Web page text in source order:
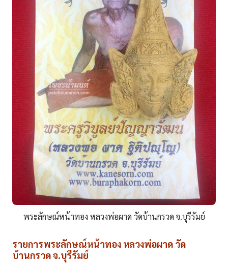
พระลักษณ์หน้าทอง หลวงพ่อผาด วัดบ้านกรวด จ.บุรีรัมย์
รายการพระลักษณ์หน้าทอง หลวงพ่อผาด วัด
บ้านกรวด จ.บุรีรัมย์